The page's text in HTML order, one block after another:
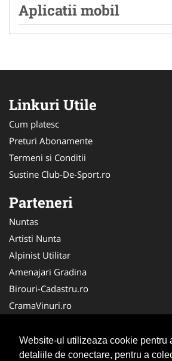
Website-ul utilizeaza cookie pentru
detaliile de conectare, pentru a
Aplicatii mobil
Linkuri Utile
Cum platesc
Preturi Abonamente
Termeni si Conditii
Sustine Club-De-Sport.ro
Parteneri
Nuntas
Artisti Nunta
Alpinist Utilitar
Amenajari Gradina
Birouri-Cadastru.ro
CramaVinuri.ro
Servicii-DDD.com
Ambalaje Romania